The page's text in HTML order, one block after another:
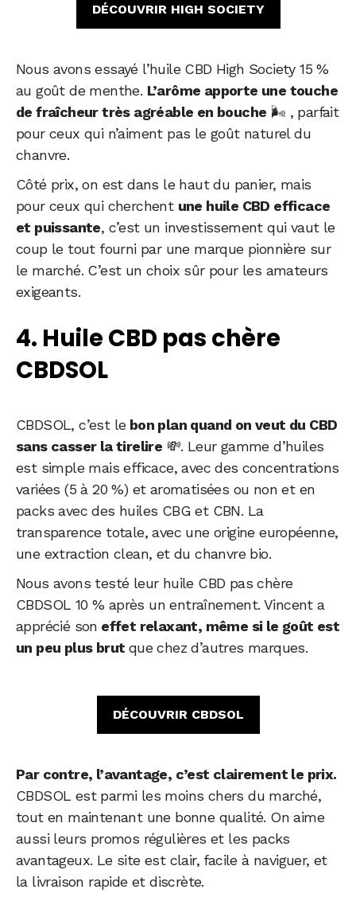
DÉCOUVRIR HIGH SOCIETY
Nous avons essayé l’huile CBD High Society 15 %
au goût de menthe. L’arôme apporte une touche
de fraîcheur très agréable en bouche 🌬️ , parfait
pour ceux qui n’aiment pas le goût naturel du
chanvre.
Côté prix, on est dans le haut du panier, mais
pour ceux qui cherchent une huile CBD efficace
et puissante, c’est un investissement qui vaut le
coup le tout fourni par une marque pionnière sur
le marché. C’est un choix sûr pour les amateurs
exigeants.
4. Huile CBD pas chère
CBDSOL
CBDSOL, c’est le bon plan quand on veut du CBD
sans casser la tirelire 💸. Leur gamme d’huiles
est simple mais efficace, avec des concentrations
variées (5 à 20 %) et aromatisées ou non et en
packs avec des huiles CBG et CBN. La
transparence totale, avec une origine européenne,
une extraction clean, et du chanvre bio.
Nous avons testé leur huile CBD pas chère
CBDSOL 10 % après un entraînement. Vincent a
apprécié son effet relaxant, même si le goût est
un peu plus brut que chez d’autres marques.
DÉCOUVRIR CBDSOL
Par contre, l’avantage, c’est clairement le prix.
CBDSOL est parmi les moins chers du marché,
tout en maintenant une bonne qualité. On aime
aussi leurs promos régulières et les packs
avantageux. Le site est clair, facile à naviguer, et
la livraison rapide et discrète.